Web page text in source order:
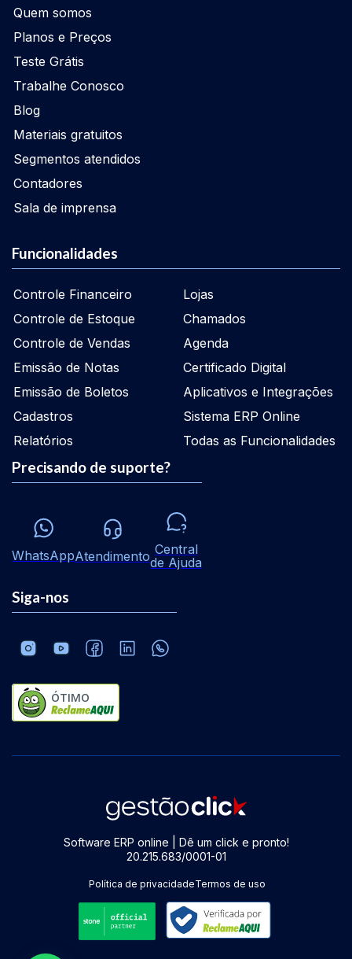
Quem somos
Planos e Preços
Teste Grátis
Trabalhe Conosco
Blog
Materiais gratuitos
Segmentos atendidos
Contadores
Sala de imprensa
Funcionalidades
Controle Financeiro
Controle de Estoque
Controle de Vendas
Emissão de Notas
Emissão de Boletos
Cadastros
Relatórios
Lojas
Chamados
Agenda
Certificado Digital
Aplicativos e Integrações
Sistema ERP Online
Todas as Funcionalidades
Precisando de suporte?
WhatsAppAtendimento Central
de Ajuda
Siga-nos
ÓTIMO
Software ERP online | Dê um click e pronto!
20.215.683/0001-01
Política de privacidadeTermos de uso